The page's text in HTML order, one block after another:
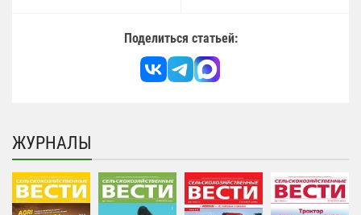
Поделиться статьей:
ЖУРНАЛЫ